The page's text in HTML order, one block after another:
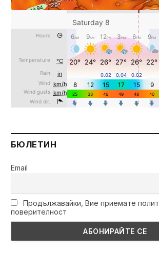
БЮЛЕТИН
Email
Продължавайки, Вие приемате
поверителност